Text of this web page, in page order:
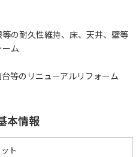
の耐久性維持、床、天井、壁等
ム
等のリニューアルリフォーム
本情報
ト